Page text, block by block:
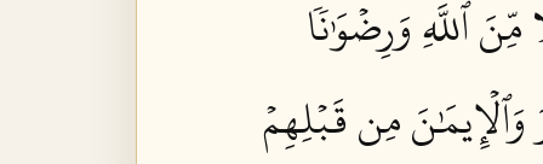
ٱللَّهِ وَرِضۡوَٰنٗا
وَٱلۡإِيمَٰنَ مِن قَبۡلِهِمۡ